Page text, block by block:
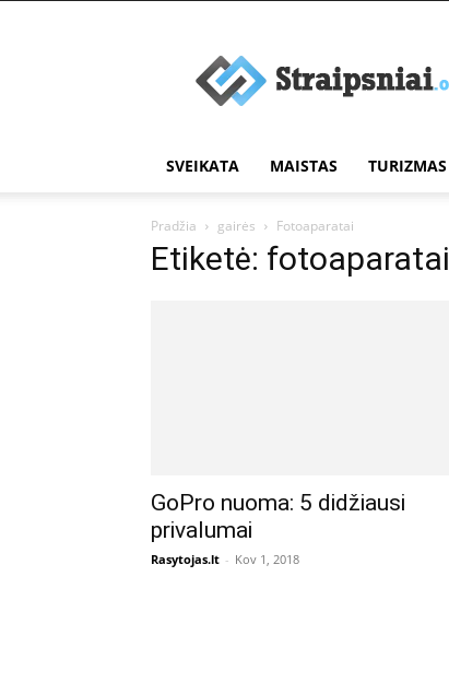
straipsniai
SVEIKATA MAISTAS TURIZMAS
Pradžia gairės Fotoaparatai
Etiketė: fotoaparatai
GoPro nuoma: 5 didžiausi
privalumai
Rasytojas.lt - Kov 1, 2018